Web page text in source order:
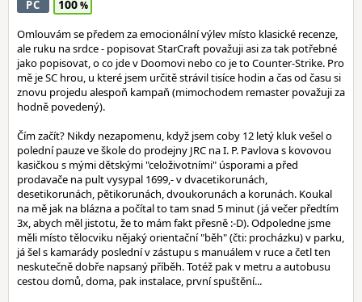
PC 100
Omlouvám se předem za emocionální výlev místo klasické recenze,
ale ruku na srdce - popisovat StarCraft považuji asi za tak potřebné
jako popisovat, o co jde v Doomovi nebo co je to Counter-Strike. Pro
mě je SC hrou, u které jsem určitě strávil tisíce hodin a čas od času si
znovu projedu alespoň kampaň (mimochodem remaster považuji za
hodně povedený).
Čím začít? Nikdy nezapomenu, když jsem coby 12 letý kluk vešel o
polední pauze ve škole do prodejny JRC na I. P. Pavlova s kovovou
kasičkou s mými dětskými "celoživotními" úsporami a před
prodavače na pult vysypal 1699,- v dvacetikorunách,
desetikorunách, pětikorunách, dvoukorunách a korunách. Koukal
na mě jak na blázna a počítal to tam snad 5 minut (já večer předtím
3x, abych měl jistotu, že to mám fakt přesně :-D). Odpoledne jsme
měli místo tělocviku nějaký orientační "běh" (čti: procházku) v parku,
já šel s kamarády poslední v zástupu s manuálem v ruce a četl ten
neskutečně dobře napsaný příběh. Totéž pak v metru a autobusu
cestou domů, doma, pak instalace, první spuštění...